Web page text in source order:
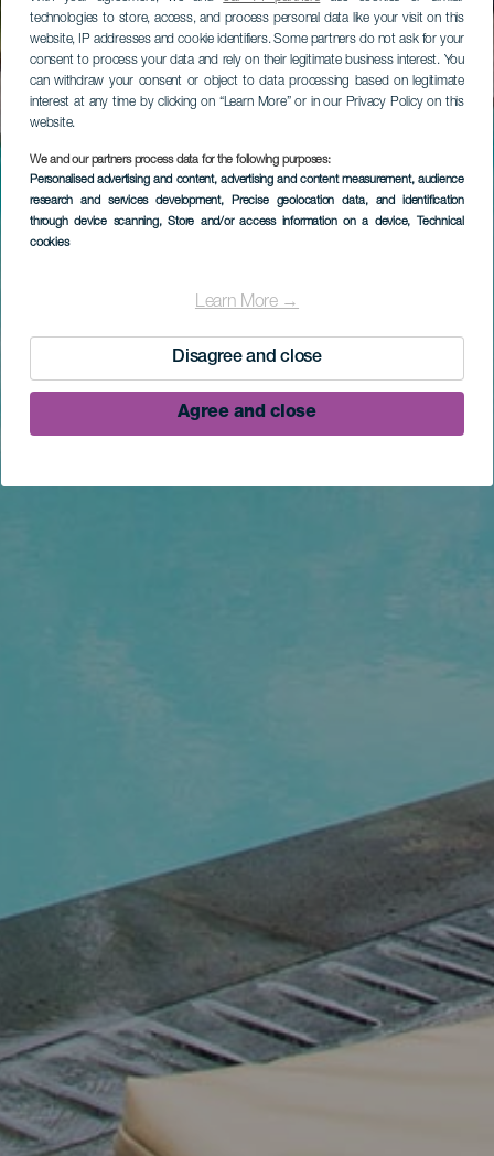
technologies to store, access, and process personal data like your visit on this
website, IP addresses and cookie identifiers. Some partners do not ask for your
consent to process your data and rely on their legitimate business interest. You
can withdraw your consent or object to data processing based on legitimate
interest at any time by clicking on “Learn More” or in our Privacy Policy on this
website.
We and our partners process data for the following purposes:
Personalised advertising and content, advertising and content measurement, audience
research and services development, Precise geolocation data, and identification
through device scanning, Store and/or access information on a device, Technical
cookies
Learn More →
Disagree and close
Agree and close